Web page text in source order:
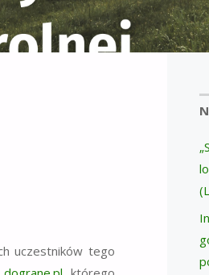
uczestników tego